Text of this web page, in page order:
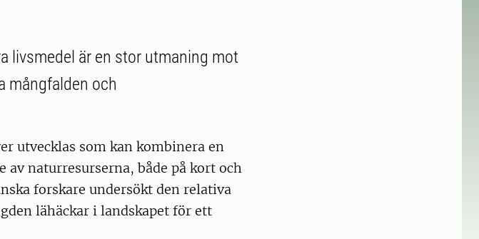
livsmedel är en stor utmaning mot
mångfalden och
utvecklas som kan kombinera en
av naturresurserna, både på kort och
forskare undersökt den relativa
lähäckar i landskapet för ett